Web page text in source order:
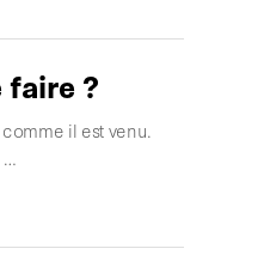
faire ?
il est venu.
…